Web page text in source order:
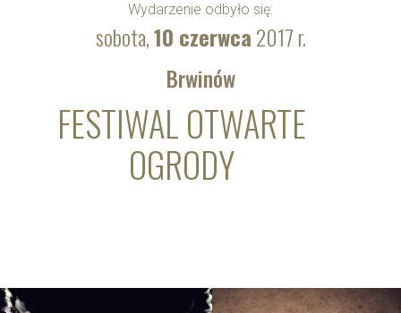
Wydarzenie odbyło się:
sobota,10 czerwca2017 r.
Brwinów
FESTIWAL OTWARTE
OGRODY